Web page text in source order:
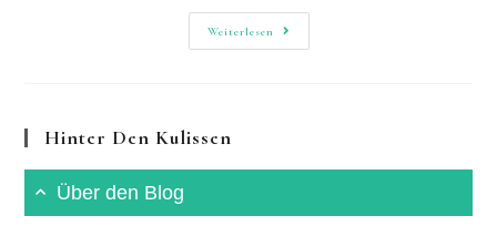
Weiterlesen
Baustofflager
Der
Hinter Den Kulissen
Über den Blog